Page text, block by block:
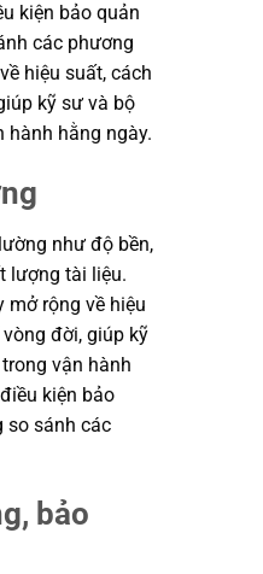
kiện bảo quản
các phương
hiệu suất, cách
kỹ sư và bộ
hành hằng ngày.
như độ bền,
lượng tài liệu.
mở rộng về hiệu
đời, giúp kỹ
vận hành
kiện bảo
so sánh các
bảo